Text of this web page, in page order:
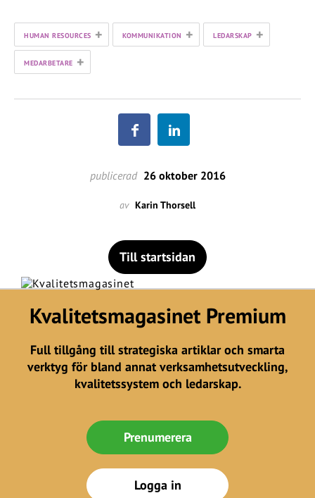
HUMAN RESOURCES + KOMMUNIKATION + LEDARSKAP +
MEDARBETARE +
publicerad 26 oktober 2016
av Karin Thorsell
Till startsidan
Kvalitetsmagasinet Premium
Full tillgång till strategiska artiklar och smarta
verktyg för bland annat verksamhetsutveckling,
kvalitetssystem och ledarskap.
Prenumerera
Logga in